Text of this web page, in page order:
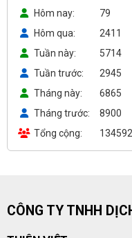
Hôm nay
79
Hôm qua
2411
Tuần này
5714
Tuần trước
2945
Tháng này
6865
Tháng trước
8900
Tổng cộng
134592
CÔNG TY TNHH